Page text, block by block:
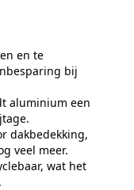
en te
bij
aluminium een
dakbedekking,
veel meer.
wat het